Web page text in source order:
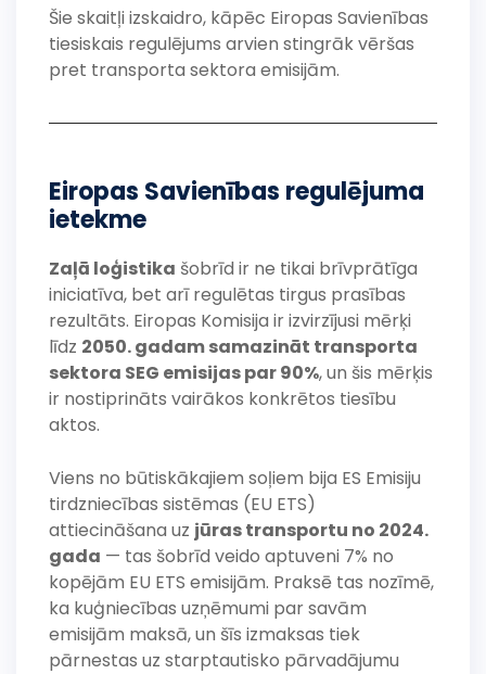
Šie skaitļi izskaidro, kāpēc Eiropas Savienības
tiesiskais regulējums arvien stingrāk vēršas
pret transporta sektora emisijām.
Eiropas Savienības regulējuma
ietekme
Zaļā loģistika šobrīd ir ne tikai brīvprātīga
iniciatīva, bet arī regulētas tirgus prasības
rezultāts. Eiropas Komisija ir izvirzījusi mērķi
līdz 2050. gadam samazināt transporta
sektora SEG emisijas par 90%, un šis mērķis
ir nostiprināts vairākos konkrētos tiesību
aktos.
Viens no būtiskākajiem soļiem bija ES Emisiju
tirdzniecības sistēmas (EU ETS)
attiecināšana uz jūras transportu no 2024.
gada — tas šobrīd veido aptuveni 7% no
kopējām EU ETS emisijām. Praksē tas nozīmē,
ka kuģniecības uzņēmumi par savām
emisijām maksā, un šīs izmaksas tiek
pārnestas uz starptautisko pārvadājumu